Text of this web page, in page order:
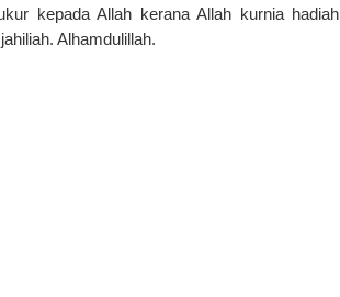
kepada Allah kerana Allah kurnia hadiah
Alhamdulillah.